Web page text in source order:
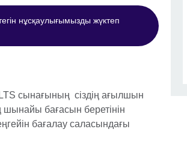
нұсқаулығымызды жүктеп
сынағының сіздің ағылшын
шынайы бағасын беретінін
бағалау саласындағы